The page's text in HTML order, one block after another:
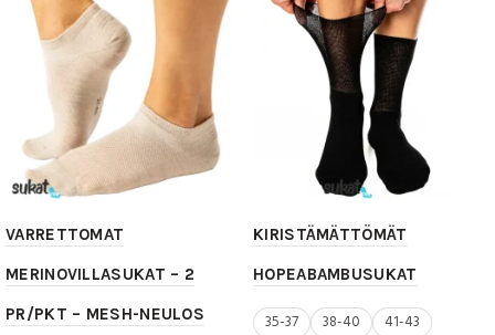
tehdä
tuotteen
sivulla.
tehdä
valinnat
tuotteen
sivulla.
VARRETTOMAT
MERINOVILLASUKAT – 2
PR/PKT – MESH-NEULOS
KIRISTÄMÄTTÖMÄT
HOPEABAMBUSUKAT
35-37 38-40
41-43